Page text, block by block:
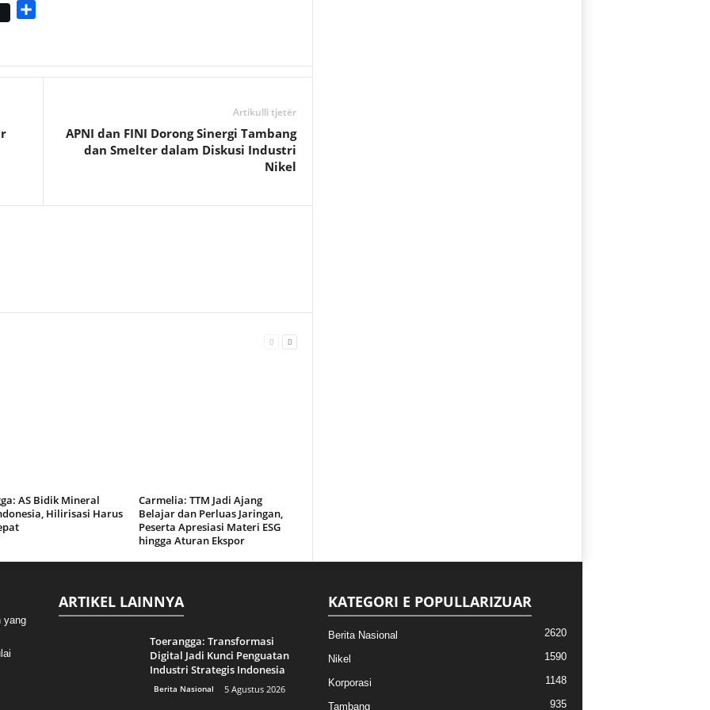
r
Artikulli tjetër
APNI dan FINI Dorong Sinergi Tambang
dan Smelter dalam Diskusi Industri
Nikel
AS Bidik Mineral
Hilirisasi Harus
Carmelia: TTM Jadi Ajang
Belajar dan Perluas Jaringan,
Peserta Apresiasi Materi ESG
hingga Aturan Ekspor
yang
ARTIKEL LAINNYA
Toerangga: Transformasi
Digital Jadi Kunci Penguatan
Industri Strategis Indonesia
Berita Nasional 5 Agustus 2026
KATEGORI E POPULLARIZUAR
Berita Nasional 2620
Nikel 1590
Korporasi 1148
Tambang 935